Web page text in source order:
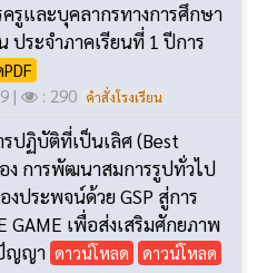
ครูและบุคลากรทางการศึกษา
ระจำภาคเรียนที่ 1 ปีการ
|
: 290 คำสั่งโรงเรียน
รปฏิบัติที่เป็นเลิศ (Best
ง การพัฒนาสมการรูปทั่วไป
งประพจน์ด้วย GSP สู่การ
GAME เพื่อส่งเสริมศักยภาพ
ญญา ดาวน์โหลด
ดาวน์โหลด